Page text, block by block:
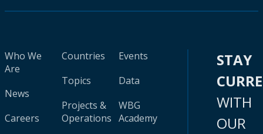
Who We
Are
News
Careers
Countries
Topics
Projects &
Operations
Events
Data
WBG
Academy
STAY
WITH
OUR